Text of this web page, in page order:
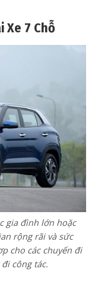
Xe 7 Chỗ
gia đình lớn hoặc
rộng rãi và sức
cho các chuyến đi
công tác.